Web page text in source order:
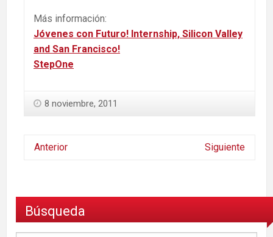
Más información:
Jóvenes con Futuro! Internship, Silicon Valley
and San Francisco!
StepOne
8 noviembre, 2011
Anterior Siguiente
Búsqueda